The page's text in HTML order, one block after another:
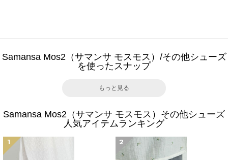
Samansa Mos2（サマンサ モスモス）/その他シューズ
を使ったスナップ
もっと見る
Samansa Mos2（サマンサ モスモス）その他シューズ
人気アイテムランキング
1 2